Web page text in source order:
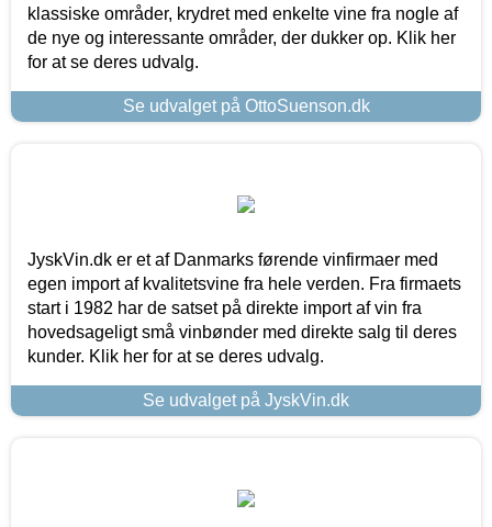
klassiske områder, krydret med enkelte vine fra nogle af
de nye og interessante områder, der dukker op. Klik her
for at se deres udvalg.
Se udvalget på OttoSuenson.dk
JyskVin.dk er et af Danmarks førende vinfirmaer med
egen import af kvalitetsvine fra hele verden. Fra firmaets
start i 1982 har de satset på direkte import af vin fra
hovedsageligt små vinbønder med direkte salg til deres
kunder. Klik her for at se deres udvalg.
Se udvalget på JyskVin.dk